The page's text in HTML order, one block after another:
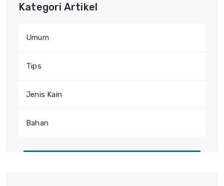
Kategori Artikel
Umum
Tips
Jenis Kain
Bahan